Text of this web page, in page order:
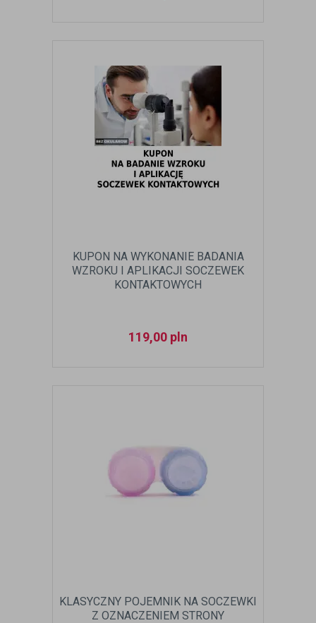
KUPON NA WYKONANIE BADANIA
WZROKU I APLIKACJI SOCZEWEK
KONTAKTOWYCH
119,00 pln
KLASYCZNY POJEMNIK NA SOCZEWKI
Z OZNACZENIEM STRONY